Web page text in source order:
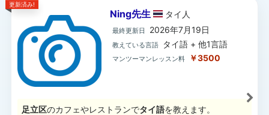
更新済み!
Ning先生 タイ 人
最終更新日 2026年7月19日
教えている言語 タイ語 + 他1言語
マンツーマンレッスン料 ￥3500
足立区のカフェやレストランでタイ語を教えます。